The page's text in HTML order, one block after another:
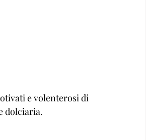
e volenterosi di
dolciaria.